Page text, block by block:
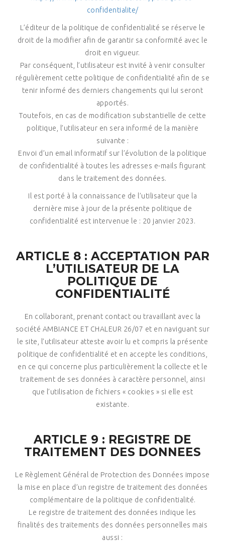
confidentialite/
L’éditeur de la politique de confidentialité se réserve le
droit de la modifier afin de garantir sa conformité avec le
droit en vigueur.
Par conséquent, l’utilisateur est invité à venir consulter
régulièrement cette politique de confidentialité afin de se
tenir informé des derniers changements qui lui seront
apportés.
Toutefois, en cas de modification substantielle de cette
politique, l’utilisateur en sera informé de la manière
suivante :
Envoi d’un email informatif sur l’évolution de la politique
de confidentialité à toutes les adresses e-mails figurant
dans le traitement des données.
Il est porté à la connaissance de l’utilisateur que la
dernière mise à jour de la présente politique de
confidentialité est intervenue le : 20 janvier 2023.
ARTICLE 8 : ACCEPTATION PAR
L’UTILISATEUR DE LA
POLITIQUE DE
CONFIDENTIALITÉ
En collaborant, prenant contact ou travaillant avec la
société AMBIANCE ET CHALEUR 26/07 et en naviguant sur
le site, l’utilisateur atteste avoir lu et compris la présente
politique de confidentialité et en accepte les conditions,
en ce qui concerne plus particulièrement la collecte et le
traitement de ses données à caractère personnel, ainsi
que l’utilisation de fichiers « cookies » si elle est
existante.
ARTICLE 9 : REGISTRE DE
TRAITEMENT DES DONNEES
Le Règlement Général de Protection des Données impose
la mise en place d’un registre de traitement des données
complémentaire de la politique de confidentialité.
Le registre de traitement des données indique les
finalités des traitements des données personnelles mais
aussi :